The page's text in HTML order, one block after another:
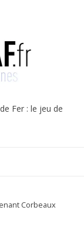
Fer : le jeu de
Corbeaux